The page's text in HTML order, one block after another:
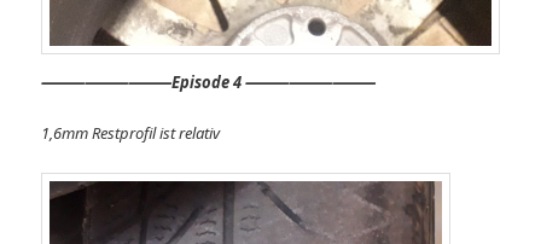
⸻⸻⸻Episode 4 ⸻⸻⸻
1,6mm Restprofil ist relativ